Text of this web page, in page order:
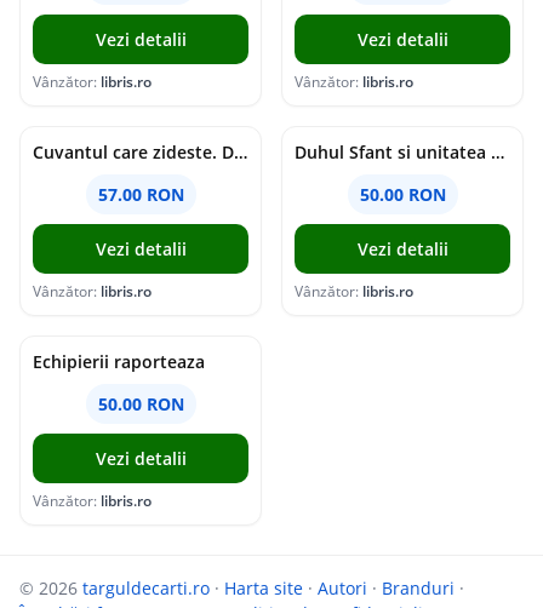
Vezi detalii
Vânzător: libris.ro
Vezi detalii
Vânzător: libris.ro
Cuvantul care zideste. Dialoguri - Vartan Arachelian
57.00 RON
Vezi detalii
Vânzător: libris.ro
Duhul Sfant si unitatea Bisericii. Jurnal de Conciliu - Andre Scrima
50.00 RON
Vezi detalii
Vânzător: libris.ro
Echipierii raporteaza
50.00 RON
Vezi detalii
Vânzător: libris.ro
© 2026 targuldecarti.ro · Harta site · Autori · Branduri ·